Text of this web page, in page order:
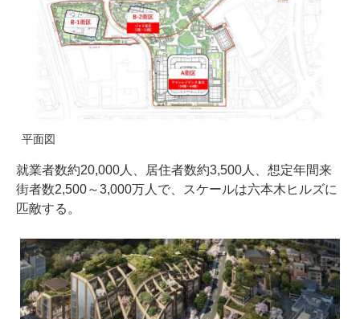
平面図
就業者数約20,000人、居住者数約3,500人、想定年間来
街者数2,500～3,000万人で、スケールは六本木ヒルズに
匹敵する。